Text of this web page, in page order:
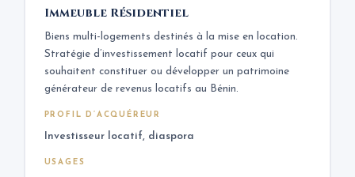
Immeuble Résidentiel
Biens multi-logements destinés à la mise en location.
Stratégie d’investissement locatif pour ceux qui
souhaitent constituer ou développer un patrimoine
générateur de revenus locatifs au Bénin.
PROFIL D’ACQUÉREUR
Investisseur locatif, diaspora
USAGES